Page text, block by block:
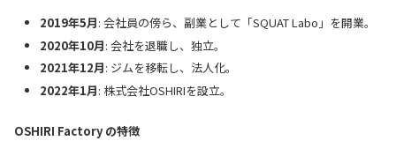
2019年5月: 会社員の傍ら、副業として「SQUAT Labo」を開業。
2020年10月: 会社を退職し、独立。
2021年12月: ジムを移転し、法人化。
2022年1月: 株式会社OSHIRIを設立。
OSHIRI Factory の特徴